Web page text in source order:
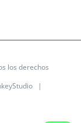
los derechos
|